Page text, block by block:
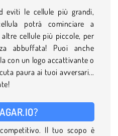
eviti le cellule più grandi,
potrà cominciare a
cellule più piccole, per
abbuffata! Puoi anche
con un logo accattivante o
paura ai tuoi avversari...
Il tuo scopo è